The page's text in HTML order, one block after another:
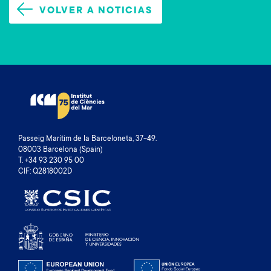
VOLVER A NOTICIAS
Passeig Marítim de la Barceloneta, 37-49.
08003 Barcelona (Spain)
T. +34 93 230 95 00
CIF: Q2818002D